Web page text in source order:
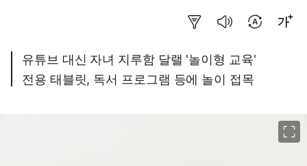
유튜브 대신 자녀 지루함 달랠 '놀이형 교육'
전용 태블릿, 독서 프로그램 등에 놀이 접목